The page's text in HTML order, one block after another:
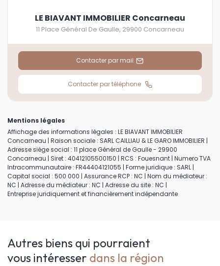
LE BIAVANT IMMOBILIER Concarneau
11 Place Général De Gaulle, 29900 Concarneau
Contacter par mail
Contacter par téléphone
Mentions légales
Affichage des informations légales : LE BIAVANT IMMOBILIER
Concarneau | Raison sociale : SARL CAILLIAU & LE GARO IMMOBILIER |
Adresse siège social : 11 place Général de Gaulle - 29900
Concarneau | Siret : 40412105500150 | RCS : Fouesnant | Numero TVA
Intracommunautaire : FR44404121055 | Forme juridique : SARL |
Capital social : 500 000 | Assurance RCP : NC | Nom du médiateur :
NC | Adresse du médiateur : NC | Adresse du site : NC |
Entreprise juridiquement et financièrement indépendante
Autres biens qui pourraient
vous intéresser dans la région